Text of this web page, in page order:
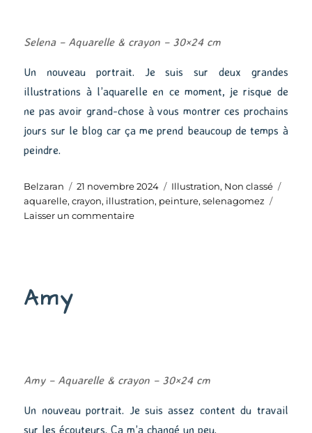
Selena – Aquarelle & crayon – 30×24 cm
Un nouveau portrait. Je suis sur deux grandes
illustrations à l’aquarelle en ce moment, je risque de
ne pas avoir grand-chose à vous montrer ces prochains
jours sur le blog car ça me prend beaucoup de temps à
peindre.
Auteur
Belzaran
Publié
le
21 novembre 2024 Catégories
Illustration, Non classé
aquarelle,crayon, illustration, peinture,selenagomez
Laisser un commentairesur
Amy
Amy – Aquarelle & crayon – 30×24 cm
Un nouveau portrait. Je suis assez content du travail
sur les écouteurs. Ça m’a changé un peu.